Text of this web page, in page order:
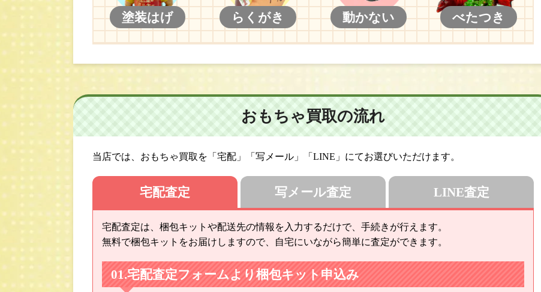
塗装はげ らくがき 動かない べたつき
おもちゃ買取の流れ
当店では、おもちゃ買取を「宅配」「写メール」「LINE」にてお選びいただけます。
宅配査定
宅配査定は、梱包キットや配送先の情報を入力するだけで、手続きが行えます。
無料で梱包キットをお届けしますので、自宅にいながら簡単に査定ができます。
宅配査定フォームより梱包キット申込み
写メール査定 LINE査定